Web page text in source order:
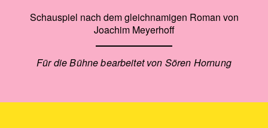
Schauspiel nach dem gleichnamigen Roman von
Joachim Meyerhoff
Für die Bühne bearbeitet von Sören Hornung